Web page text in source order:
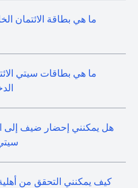
ما هي بطاقة الائتمان
ما هي بطاقات سيتي
هل يمكنني إحضار ضيف إلى
كيف يمكنني التحقق من أهلية